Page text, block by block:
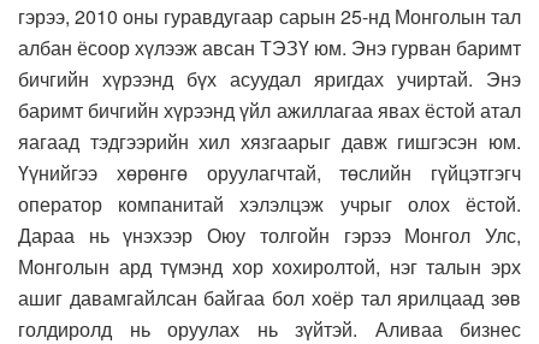
гэрээ, 2010 оны гуравдугаар сарын 25-нд Монголын тал
албан ёсоор хүлээж авсан ТЭЗҮ юм. Энэ гурван баримт
бичгийн хүрээнд бүх асуудал яригдах учиртай. Энэ
баримт бичгийн хүрээнд үйл ажиллагаа явах ёстой атал
яагаад тэдгээрийн хил хязгаарыг давж гишгэсэн юм.
Үүнийгээ хөрөнгө оруулагчтай, төслийн гүйцэтгэгч
оператор компанитай хэлэлцэж учрыг олох ёстой.
Дараа нь үнэхээр Оюу толгойн гэрээ Монгол Улс,
Монголын ард түмэнд хор хохиролтой, нэг талын эрх
ашиг давамгайлсан байгаа бол хоёр тал ярилцаад зөв
голдиролд нь оруулах нь зүйтэй. Аливаа бизнес